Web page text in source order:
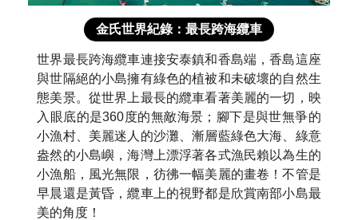
金氏世界紀錄：最長跨海纜車
世界最長跨海纜車連接安泰鎮和香島端，香島這座
與世隔絕的小島擁有綠色的植被和未破壞的自然生
態美景。從世界上最長的纜車看著美麗的一切，映
入眼底的是360度的無敵海景；腳下是與世無爭的
小漁村、美麗迷人的沙灘、漸層藍綠色大海、綠意
盎然的小島嶼，海灣上漂浮著各式漁民賴以為生的
小漁船，風光無限，彷彿一幅美麗的畫卷！不管是
早晨還是黃昏，纜車上的視野都是欣賞南部小島最
美的角度！